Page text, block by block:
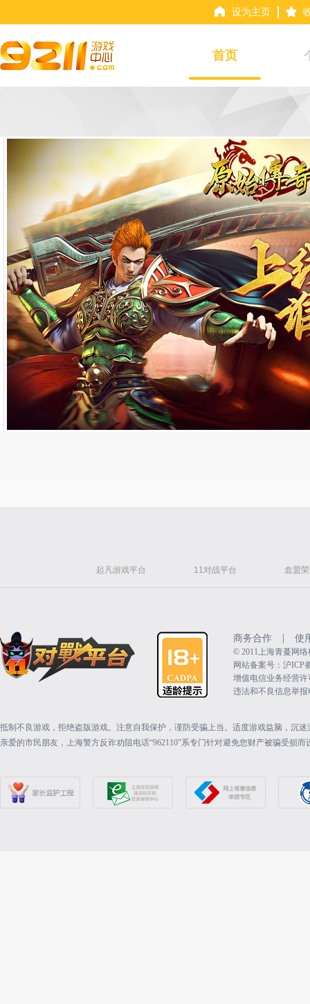
设为主页
首页
起凡游戏平台 11对战平台 血盟
商务合作 | 使
©️ 2011上海青蔓网
网站备案号：沪ICP
增值电信业务经营许
违法和不良信息举报
抵制不良游戏，拒绝盗版游戏。注意自我保护，谨防受骗上当。适度游戏益脑，沉
亲爱的市民朋友，上海警方反诈劝阻电话“962110”系专门针对避免您财产被骗受损